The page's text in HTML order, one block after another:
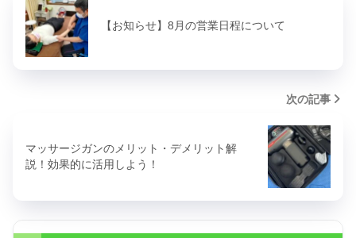
【お知らせ】8月の営業日程について
次の記事
マッサージガンのメリット・デメリット解
説！効果的に活用しよう！